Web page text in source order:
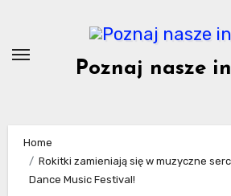
content
Poznaj nasze
Home
Rokitki zamieniają się w muzyczne
Dance Music Festival!